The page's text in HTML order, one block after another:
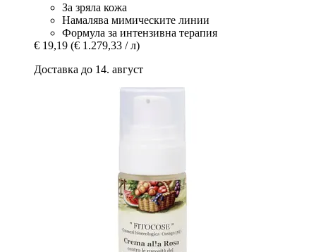
За зряла кожа
Намалява мимическите линии
Формула за интензивна терапия
€ 19,19 (€ 1.279,33 / л)
Доставка до 14. август